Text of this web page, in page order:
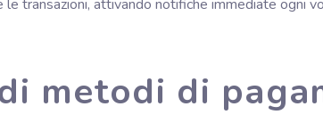
transazioni, attivando notifiche immediate
metodi di